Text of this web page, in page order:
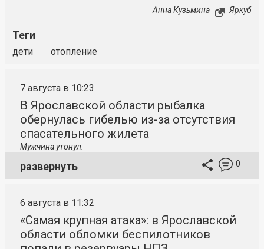
Анна Кузьмина Яркуб
Теги
дети отопление
7 августа в 10:23
В Ярославской области рыбалка
обернулась гибелью из-за отсутствия
спасательного жилета
Мужчина утонул.
развернуть 0
6 августа в 11:32
«Самая крупная атака»: в Ярославской
области обломки беспилотников